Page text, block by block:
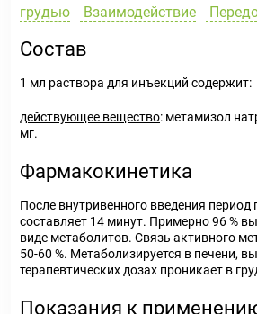
грудью
Взаимодействие
Состав
1 мл раствора для инъекций содержит:
действующее вещество: метамизол
мг.
Фармакокинетика
После внутривенного введения период
составляет 14 минут. Примерно 96 %
виде метаболитов. Связь активного
50-60 %. Метаболизируется в печени,
терапевтических дозах проникает в
Показания к